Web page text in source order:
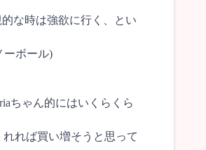
な時は強欲に行く、とい
ーボール)
ちゃん的にはいくらくら
れば買い増そうと思って